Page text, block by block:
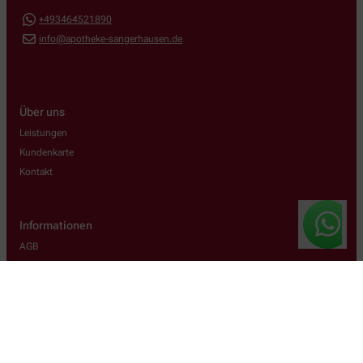
+493464521890
info@apotheke-sangerhausen.de
Über uns
Leistungen
Kundenkarte
Kontakt
Informationen
AGB